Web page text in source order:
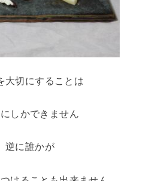
大切にすることは
しかできません
逆に誰かが